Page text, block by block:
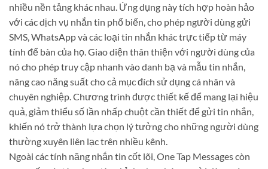
nhiều nền tảng khác nhau. Ứng dụng này tích hợp hoàn hảo
với các dịch vụ nhắn tin phổ biến, cho phép người dùng gửi
SMS, WhatsApp và các loại tin nhắn khác trực tiếp từ máy
tính để bàn của họ. Giao diện thân thiện với người dùng của
nó cho phép truy cập nhanh vào danh bạ và mẫu tin nhắn,
nâng cao năng suất cho cả mục đích sử dụng cá nhân và
chuyên nghiệp. Chương trình được thiết kế để mang lại hiệu
quả, giảm thiểu số lần nhấp chuột cần thiết để gửi tin nhắn,
khiến nó trở thành lựa chọn lý tưởng cho những người dùng
thường xuyên liên lạc trên nhiều kênh.
Ngoài các tính năng nhắn tin cốt lõi, One Tap Messages còn